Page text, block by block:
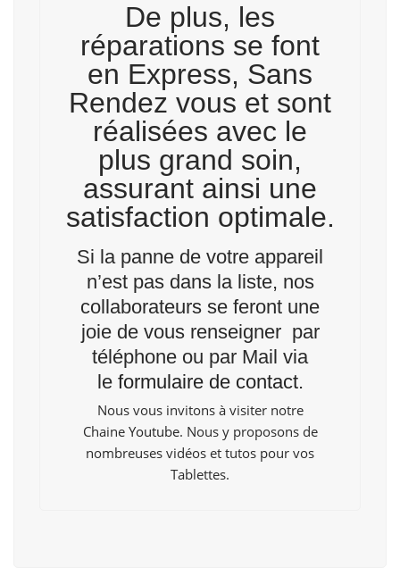
De plus, les
réparations se font
en Express, Sans
Rendez vous et sont
réalisées avec le
plus grand soin,
assurant ainsi une
satisfaction optimale.
Si la panne de votre appareil
n’est pas dans la liste, nos
collaborateurs se feront une
joie de vous renseigner par
téléphone ou par Mail via
le formulaire de contact.
Nous vous invitons à visiter notre
Chaine Youtube. Nous y proposons de
nombreuses vidéos et tutos pour vos
Tablettes.